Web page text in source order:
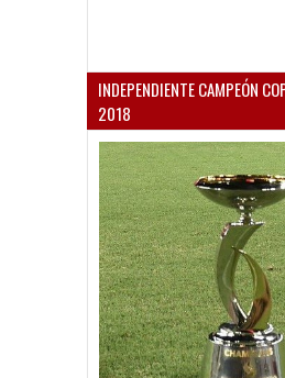
INDEPENDIENTE CAMPEÓN
2018